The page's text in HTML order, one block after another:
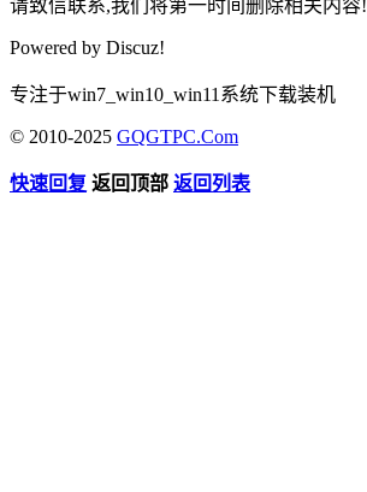
请致信联系,我们将第一时间删除相关内容!
Powered by Discuz!
专注于win7_win10_win11系统下载装机
© 2010-2025 GQGTPC.Com
快速回复 返回顶部 返回列表